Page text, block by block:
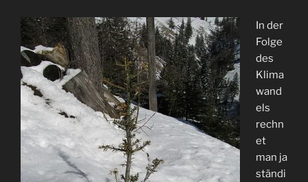
In der
Folge
des
Klima
wand
els
rechn
et
man ja
ständi